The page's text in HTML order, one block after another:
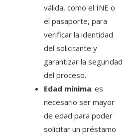
válida, como el INE o
el pasaporte, para
verificar la identidad
del solicitante y
garantizar la seguridad
del proceso.
Edad mínima: es
necesario ser mayor
de edad para poder
solicitar un préstamo